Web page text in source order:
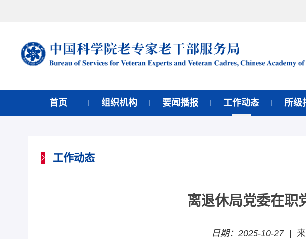
首页 组织机构 要闻播报 工作动态 所级
工作动态
离退休局党委在职
日期：2025-10-27